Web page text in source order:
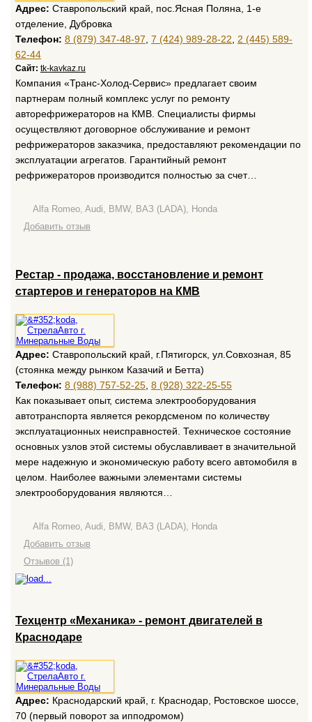
Адрес: Ставропольский край, пос.Ясная Поляна, 1-е
отделение, Дубровка
Телефон: 8 (879) 347-48-97 7 (424) 989-28-22
2 (445) 589-
62-44
Сайт: tk-kavkaz.ru
Компания «Транс-Холод-Сервис» предлагает своим
партнерам полный комплекс услуг по ремонту
авторефрижераторов на КМВ. Специалисты фирмы
осуществляют договорное обслуживание и ремонт
рефрижераторов заказчика, предоставляют рекомендации по
эксплуатации агрегатов. Гарантийный ремонт
рефрижераторов производится полностью за счет…
Alfa Romeo, Audi, BMW, ВАЗ (LADA), Honda
Добавить отзыв
Рестар - продажа, восстановление и ремонт
стартеров и генераторов на КМВ
Адрес: Ставропольский край, г.Пятигорск, ул.Совхозная, 85
(стоянка между рынком Казачий и Бетта)
Телефон: 8 (988) 757-52-25 8 (928) 322-25-55
Как показывает опыт, система электрооборудования
автотранспорта является рекордсменом по количеству
эксплуатационных неисправностей. Техническое состояние
основных узлов этой системы обуславливает в значительной
мере надежную и экономическую работу всего автомобиля в
целом. Наиболее важными элементами системы
электрооборудования являются…
Alfa Romeo, Audi, BMW, ВАЗ (LADA), Honda
Добавить отзыв
Отзывов (1)
Техцентр «Механика» - ремонт двигателей в
Краснодаре
Адрес: Краснодарский край, г. Краснодар, Ростовское шоссе,
70 (первый поворот за ипподромом)